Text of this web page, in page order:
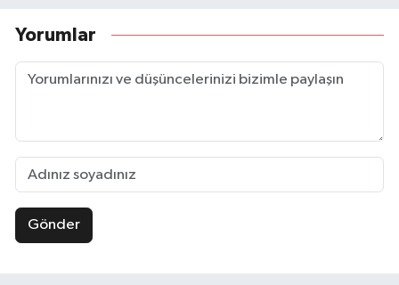
Yorumlar
Gönder